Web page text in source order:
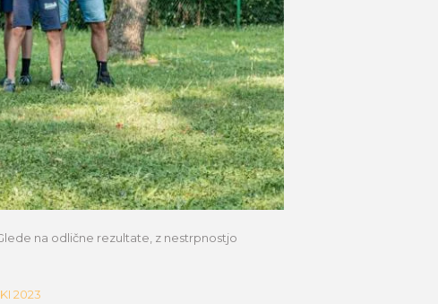
na odlične rezultate, z nestrpnostjo
2023